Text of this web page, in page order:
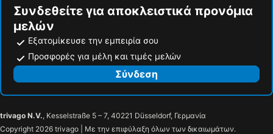
Συνδεθείτε για αποκλειστικά προνόμια
μελών
Εξατομίκευσε την εμπειρία σου
Προσφορές για μέλη και τιμές μελών
Σύνδεση
trivago N.V., Kesselstraße 5 – 7, 40221 Düsseldorf, Γερμανία
Copyright 2026 trivago | Με την επιφύλαξη όλων των δικαιωμάτων.